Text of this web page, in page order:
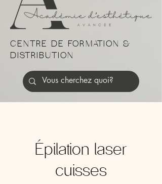
CENTRE DE FORMATION &
DISTRIBUTION
Épilation laser
cuisses